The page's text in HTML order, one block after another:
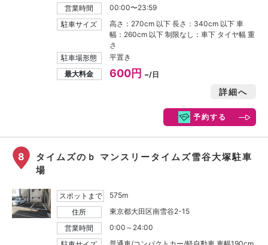
営業時間
00:00〜23:59
駐車サイズ
高さ：270cm 以下 長さ：340cm 以下 車
幅：260cm 以下 制限なし：車下 タイヤ幅 重
さ
駐車場形態
平置き
最大料金
600円 ~/日
詳細へ
予約する
8
タイムズのｂ マンスリータイムズ雪谷大塚駐車
場
スポットまで
575m
住所
東京都大田区南雪谷2-15
営業時間
0:00～24:00